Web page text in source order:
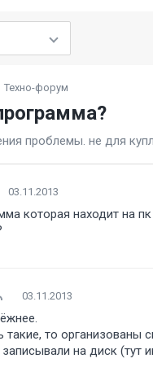
Техно-форум
проблемы. не для
03.11.2013
которая находит на
03.11.2013
такие, то
на диск